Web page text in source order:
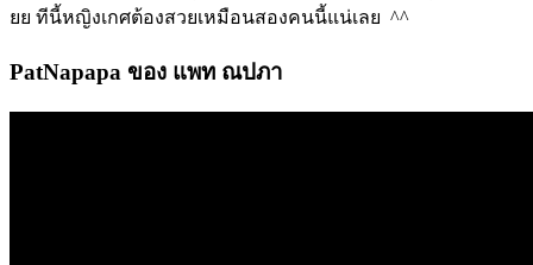
ยย ทีนี้หญิงเกศต้องสวยเหมือนสองคนนี้แน่เลย ^^
PatNapapa ของ แพท ณปภา